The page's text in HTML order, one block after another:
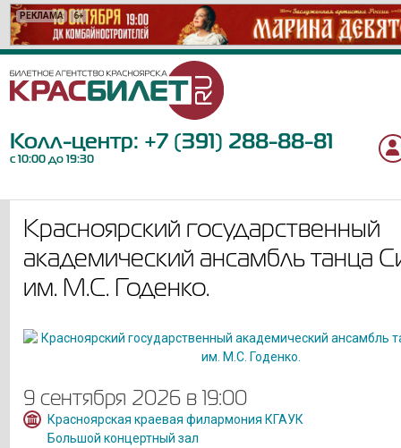
РЕКЛАМА 6+
РЕКЛАМА 12+
РЕКЛАМА 12+
РЕКЛАМА 16+
РЕКЛАМА 12+
РЕКЛАМА 6+
РЕКЛАМА 12+
РЕКЛАМА 12+
РЕКЛАМА 12+
РЕКЛАМА 0+
РЕКЛАМА 6+
РЕКЛАМА 12+
РЕКЛАМА 6+
РЕКЛАМА 18+
РЕКЛАМА 6+
РЕКЛАМА 6+
РЕКЛАМА 16+
РЕКЛАМА 12+
РЕКЛАМА 12+
Колл-центр: +7 (391) 288-88-81
с 10:00 до 19:30
Красноярский государственный
академический ансамбль танца
им. М.С. Годенко.
9 сентября 2026 в 19:00
Красноярская краевая филармония КГАУК
Большой концертный зал